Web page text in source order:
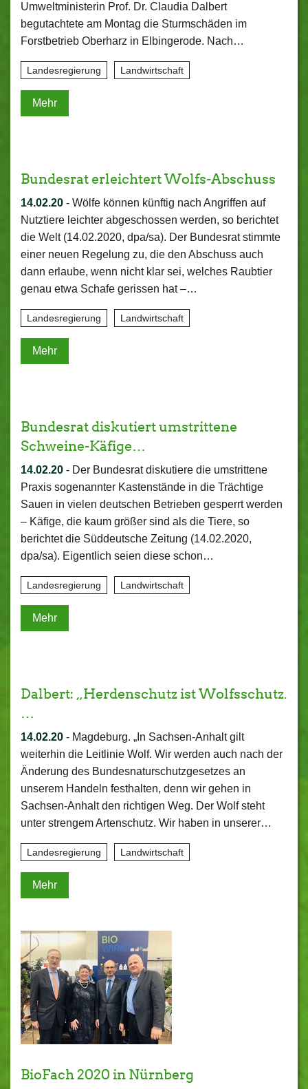
Umweltministerin Prof. Dr. Claudia Dalbert
begutachtete am Montag die Sturmschäden im
Forstbetrieb Oberharz in Elbingerode. Nach…
Landesregierung Landwirtschaft
Mehr
Bundesrat erleichtert Wolfs-Abschuss
14.02.20 - Wölfe können künftig nach Angriffen auf
Nutztiere leichter abgeschossen werden, so berichtet
die Welt (14.02.2020, dpa/sa). Der Bundesrat stimmte
einer neuen Regelung zu, die den Abschuss auch
dann erlaube, wenn nicht klar sei, welches Raubtier
genau etwa Schafe gerissen hat –…
Landesregierung Landwirtschaft
Mehr
Bundesrat diskutiert umstrittene
Schweine-Käfige…
14.02.20 - Der Bundesrat diskutiere die umstrittene
Praxis sogenannter Kastenstände in die Trächtige
Sauen in vielen deutschen Betrieben gesperrt werden
– Käfige, die kaum größer sind als die Tiere, so
berichtet die Süddeutsche Zeitung (14.02.2020,
dpa/sa). Eigentlich seien diese schon…
Landesregierung Landwirtschaft
Mehr
Dalbert: „Herdenschutz ist Wolfsschutz.
…
14.02.20 - Magdeburg. „In Sachsen-Anhalt gilt
weiterhin die Leitlinie Wolf. Wir werden auch nach der
Änderung des Bundesnaturschutzgesetzes an
unserem Handeln festhalten, denn wir gehen in
Sachsen-Anhalt den richtigen Weg. Der Wolf steht
unter strengem Artenschutz. Wir haben in unserer…
Landesregierung Landwirtschaft
Mehr
BioFach 2020 in Nürnberg